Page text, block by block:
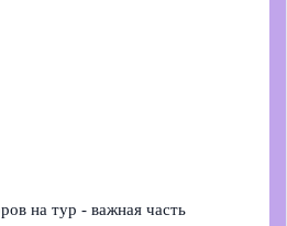
на тур - важная часть